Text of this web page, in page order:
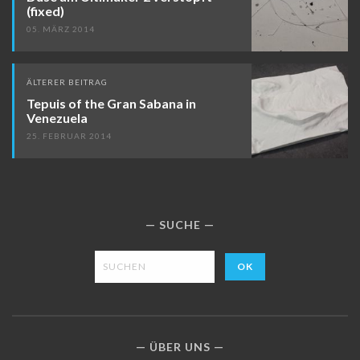
(fixed)
05. MÄRZ 2014
ÄLTERER BEITRAG
Tepuis of the Gran Sabana in
Venezuela
25. FEBRUAR 2014
SUCHE
ÜBER UNS